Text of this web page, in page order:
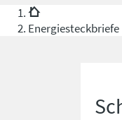
Energiesteckbriefe